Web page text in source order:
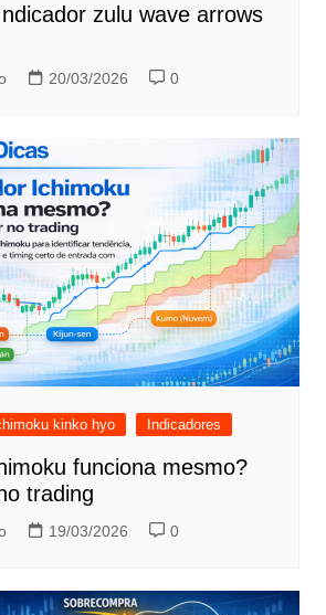
zulu wave arrows
20/03/2026 0
kinko hyo Indicadores
funciona mesmo?
trading
19/03/2026 0